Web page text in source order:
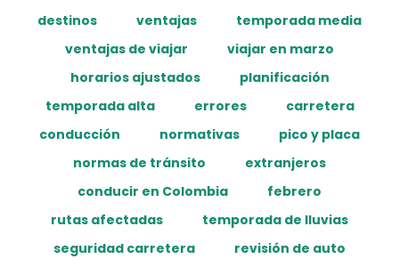
destinos
ventajas
temporada media
ventajas de viajar
viajar en marzo
horarios ajustados
planificación
temporada alta
errores
carretera
conducción
normativas
pico y placa
normas de tránsito
extranjeros
conducir en Colombia
febrero
rutas afectadas
temporada de lluvias
seguridad carretera
revisión de auto